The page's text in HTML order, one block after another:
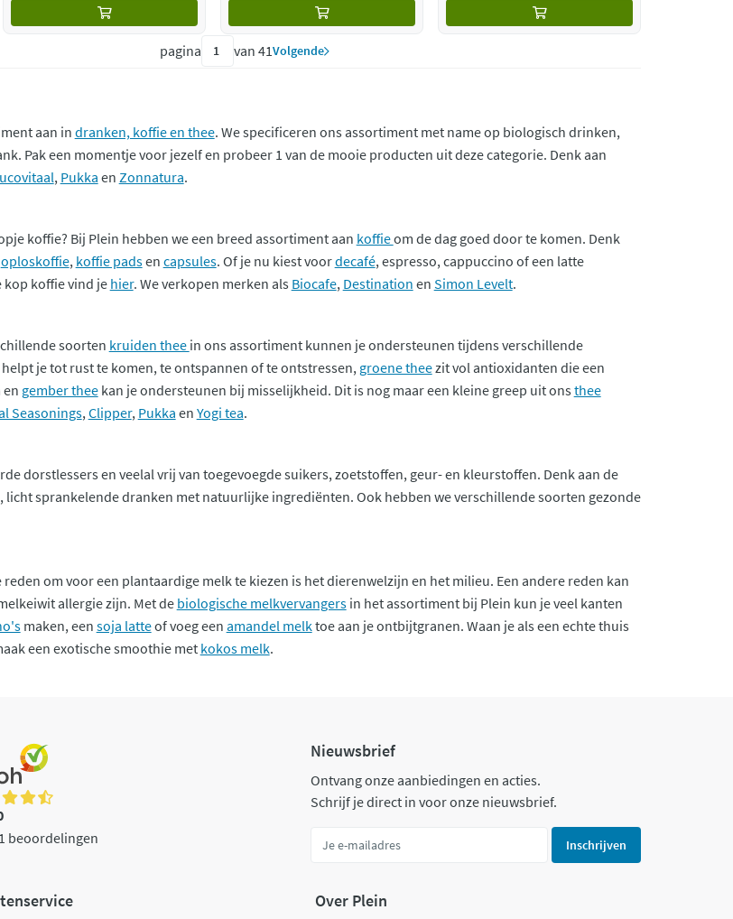
pagina van 41Volgende
aan in dranken, koffie en thee. We specificeren ons assortiment met name op biologisch drinken,
Pak een momentje voor jezelf en probeer 1 van de mooie producten uit deze categorie. Denk aan
, Pukka en Zonnatura.
koffie? Bij Plein hebben we een breed assortiment aan koffieom de dag goed door te komen. Denk
oploskoffie, koffie padsen capsules. Of je nu kiest voordecafé, espresso, cappuccino of een latte
kop koffie vind je hier. We verkopen merken als Biocafe, Destination en Simon Levelt.
soorten kruiden thee in ons assortiment kunnen je ondersteunen tijdens verschillende
je tot rust te komen, te ontspannen of te ontstressen, groene theezit vol antioxidanten die een
gember theekan je ondersteunen bij misselijkheid. Dit is nog maar een kleine greep uit onsthee
Seasonings, Clipper, Pukka en Yogi tea.
dorstlessers en veelal vrij van toegevoegde suikers, zoetstoffen, geur- en kleurstoffen. Denk aan de
, licht sprankelende dranken met natuurlijke ingrediënten. Ook hebben we verschillende soorten gezonde
reden om voor een plantaardige melk te kiezen is het dierenwelzijn en het milieu. Een andere reden kan
allergie zijn. Met de biologische melkvervangersin het assortiment bij Plein kun je veel kanten
maken, een soja latteof voeg een amandel melktoe aan je ontbijtgranen. Waan je als een echte thuis
een exotische smoothie met kokos melk.
beoordelingen
Nieuwsbrief
Ontvang onze aanbiedingen en acties.
Schrijf je direct in voor onze nieuwsbrief.
Inschrijven
Over Plein